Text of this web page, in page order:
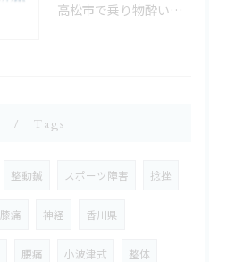
高松市で乗り物酔いを鍼灸で改善
Tags
整動鍼 スポーツ障害 捻挫
膝痛 神経 香川県
腰痛 小波津式 整体